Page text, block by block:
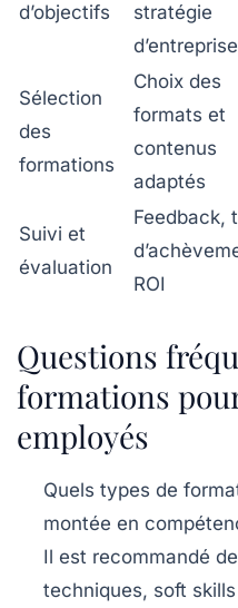
d’objectifs
stratégie
d’entreprise
Sélection
des
formations
Choix des
formats et
contenus
adaptés
Suivi et
évaluation
Feedback,
ROI
Questions
formations
employés
Quels types de
montée en
Il est recommandé
techniques, soft